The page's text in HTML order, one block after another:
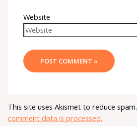
Website
This site uses Akismet to reduce spam.
comment data is processed.